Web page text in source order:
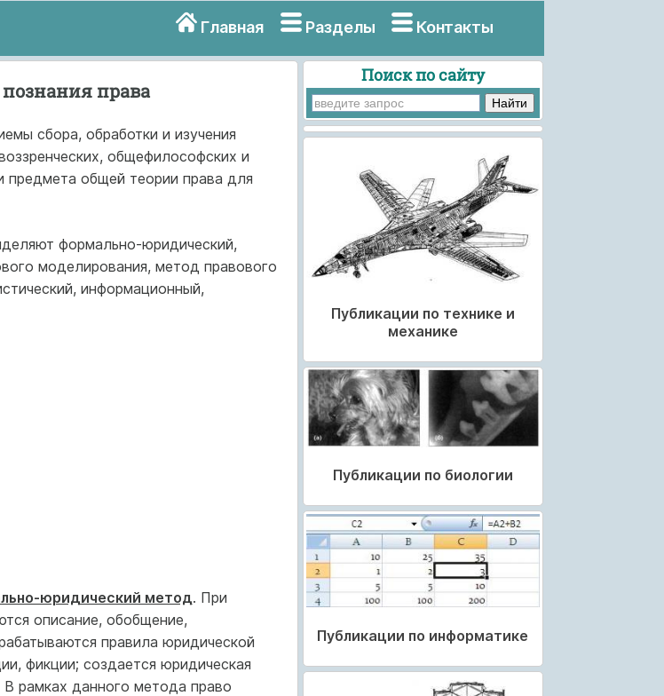
Главная Разделы Контакты
права
сбора, обработки и изучения
общефилософских и
предмета общей теории права для
формально-юридический,
моделирования, метод правового
информационный,
юридический метод. При
описание, обобщение,
правила юридической
фикции; создается юридическая
В рамках данного метода право
Поиск по сайту
Публикации по технике и
механике
Публикации по биологии
Публикации по информатике